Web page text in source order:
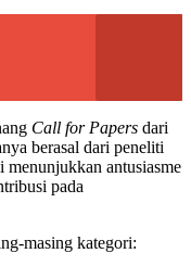
Call for Papers dari
berasal dari peneliti
menunjukkan antusiasme
pada
masing kategori: